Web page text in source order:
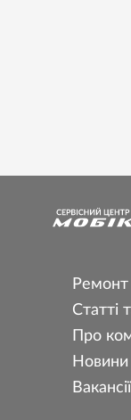
Ремонт
Статті
Про
Новини